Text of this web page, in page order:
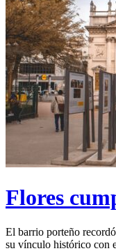
Flores
El barrio porteño
su vínculo histórico